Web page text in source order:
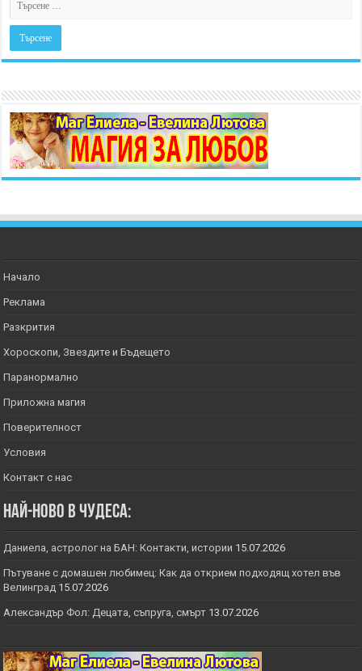
Начало
Реклама
Разкрития
Хороскопи, Звездите и Бъдещето
Паранормално
Приложна магия
Поверителност
Условия
Контакт с нас
Най-ново в Чудеса:
Даниела, астролог на БАН: Контакти, истории 15.07.2026
Пътуване с домашен любимец: Как да открием подходящ хотел във
Велинград 15.07.2026
Александър Фол: Децата, съпруга, смърт 13.07.2026